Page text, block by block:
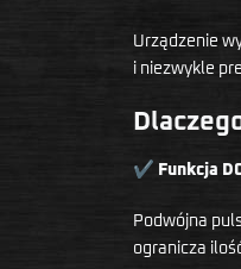
Urządzenie
i niezwykle
✔ Funkcja
Podwójna
ogranicza